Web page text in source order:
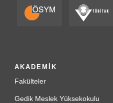
AKADEMİK
Fakülteler
Gedik Meslek Yüksekokulu